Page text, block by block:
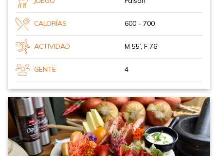
CALORÍAS 600 - 700
ACTIVIDAD M 55’, F 76’
GENTE 4